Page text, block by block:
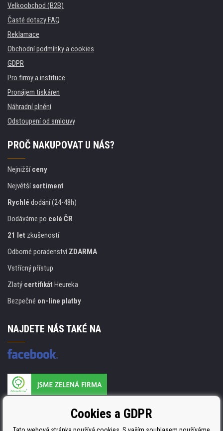
Velkoobchod (B2B)
Časté dotazy FAQ
Reklamace
Obchodní podmínky a cookies
GDPR
Pro firmy a instituce
Pronájem tiskáren
Náhradní plnění
Odstoupení od smlouvy
PROČ NAKUPOVAT U NÁS?
Nejnižšíceny
Největšísortiment
Rychlé dodání (24-48h)
Dodáváme po celé ČR
21 let zkušeností
Odborné poradenstvíZDARMA
Vstřícný přístup
Zlatý certifikát Heureka
Bezpečné on-line platby
NAJDETE NÁS TAKÉ NA
ISO 9001. ISO 14001 a STMC.Cookies a GDPR